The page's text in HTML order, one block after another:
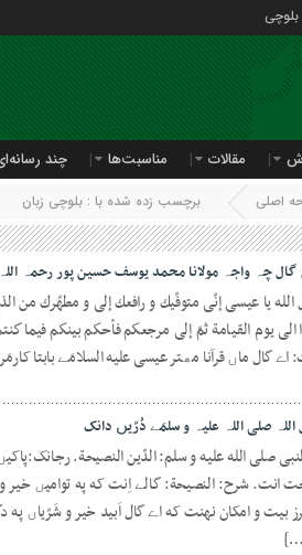
بلوچی
مقالات مناسبت‌ها چند
اصلی برچسب زده شده با : بلوچی زبان
گال چہ واجہ مولانا محمد یوسف حسین پور رحمہ اللہ
الله یا عیسی إنّی متوفّیك و رافعك إلی و مطهّرك من
اے گال ماں قرآنا مھتر عیسی علیه السلامَے بابتا
صلی اللہ علیہ و سلمَے دُرّیں دانک
صلی الله علیه و سلم: الدّین النصیحة.
انت. شرح: النصیحة: گالے اِنت که په توامیں
بیت و امکان نهنت که اے گال اَبید خیر و شَرّیاں